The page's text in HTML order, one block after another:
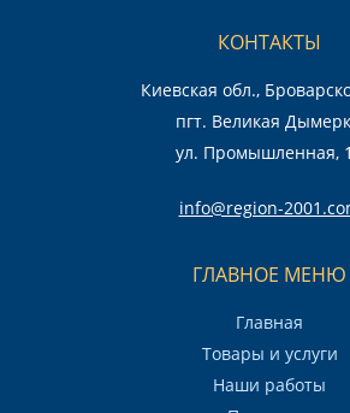
КОНТАКТЫ
Киевская обл.,
пгт. Великая
ул. Промышленная,
info@region-
ГЛАВНОЕ МЕНЮ
Главная
Товары и услуги
Наши работы